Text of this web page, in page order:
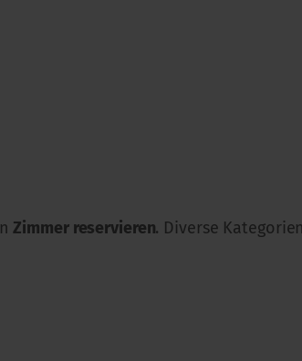
Zimmer reservieren. Diverse